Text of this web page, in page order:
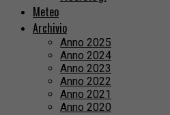
Meteo
Archivio
Anno 2025
Anno 2024
Anno 2023
Anno 2022
Anno 2021
Anno 2020